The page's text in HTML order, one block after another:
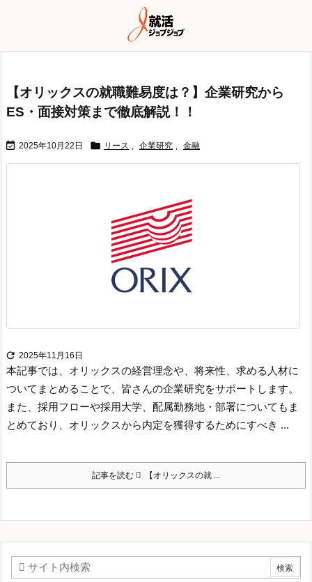
【オリックスの就職難易度は？】企業研究から
ES・面接対策まで徹底解説！！
 2025年10月22日  リース , 企業研究 , 金融
 2025年11月16日
本記事では、オリックスの経営理念や、将来性、求める人材に
ついてまとめることで、皆さんの企業研究をサポートします。
また、採用フローや採用大学、配属勤務地・部署についてもま
とめており、オリックスから内定を獲得するためにすべき ...
記事を読む 【オリックスの就 ...